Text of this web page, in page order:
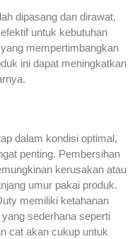
dipasang dan dirawat,
untuk kebutuhan
mempertimbangkan
ini dapat meningkatkan
dalam kondisi optimal,
penting. Pembersihan
kerusakan atau
umur pakai produk.
memiliki ketahanan
sederhana seperti
cat akan cukup untuk